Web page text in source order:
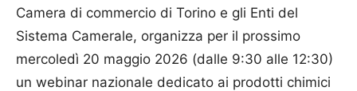
Camera di commercio di Torino e gli Enti del
Sistema Camerale, organizza per il prossimo
mercoledì 20 maggio 2026 (dalle 9:30 alle 12:30)
un webinar nazionale dedicato ai prodotti chimici